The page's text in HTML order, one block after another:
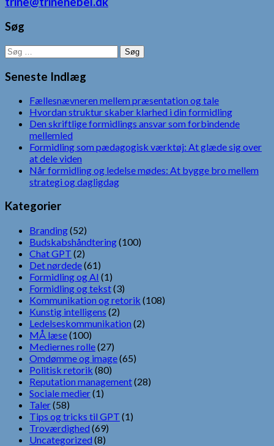
Søg
Søg
efter:
Seneste Indlæg
Fællesnævneren mellem præsentation og tale
Hvordan struktur skaber klarhed i din formidling
Den skriftlige formidlings ansvar som forbindende
mellemled
Formidling som pædagogisk værktøj: At glæde sig over
at dele viden
Når formidling og ledelse mødes: At bygge bro mellem
strategi og dagligdag
Kategorier
Branding(52)
Budskabshåndtering(100)
Chat GPT (2)
Det nørdede(61)
Formidling og AI (1)
Formidling og tekst(3)
Kommunikation og retorik (108)
Kunstig intelligens (2)
Ledelseskommunikation (2)
MÅ læse(100)
Mediernes rolle(27)
Omdømme og image(65)
Politisk retorik (80)
Reputation management(28)
Sociale medier(1)
Taler(58)
Tips og tricks til GPT (1)
Troværdighed (69)
Uncategorized (8)